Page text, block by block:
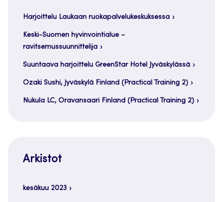
Harjoittelu Laukaan ruokapalvelukeskuksessa
Keski-Suomen hyvinvointialue –
ravitsemussuunnittelija
Suuntaava harjoittelu GreenStar Hotel Jyväskylässä
Ozaki Sushi, Jyväskylä Finland (Practical Training 2)
Nukula LC, Oravansaari Finland (Practical Training 2)
Arkistot
kesäkuu 2023